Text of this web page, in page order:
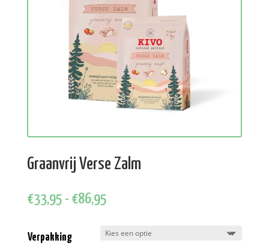
Graanvrij Verse Zalm
€33,95 - €86,95Prijsklasse:
tot
Verpakking